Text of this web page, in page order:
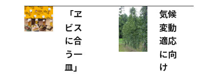
「ヱ
ビス
に合
う一
皿」
気候
変動
適応
に向
け